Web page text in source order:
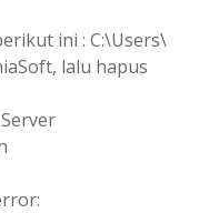
ini : C:\Users\
lalu hapus